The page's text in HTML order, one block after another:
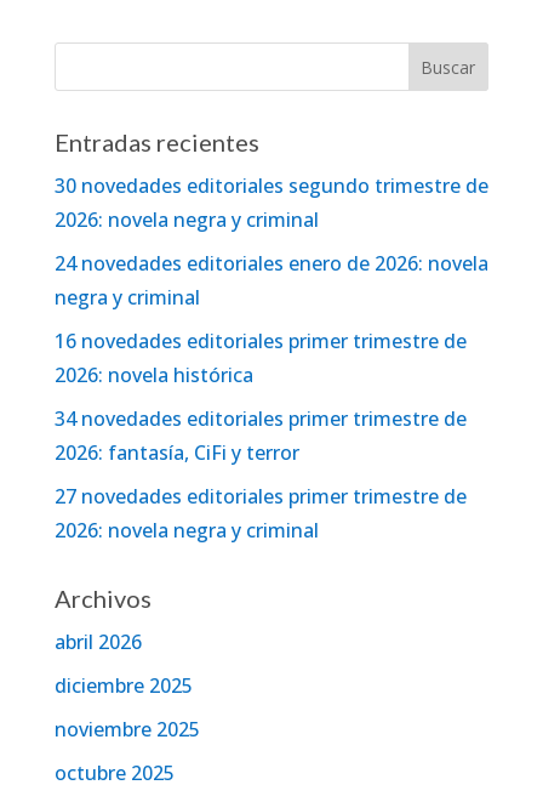
Entradas recientes
30 novedades editoriales segundo trimestre de
2026: novela negra y criminal
24 novedades editoriales enero de 2026: novela
negra y criminal
16 novedades editoriales primer trimestre de
2026: novela histórica
34 novedades editoriales primer trimestre de
2026: fantasía, CiFi y terror
27 novedades editoriales primer trimestre de
2026: novela negra y criminal
Archivos
abril 2026
diciembre 2025
noviembre 2025
octubre 2025